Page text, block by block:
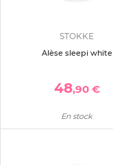
STOKKE
Alèse sleepi white
48,90 €
En stock